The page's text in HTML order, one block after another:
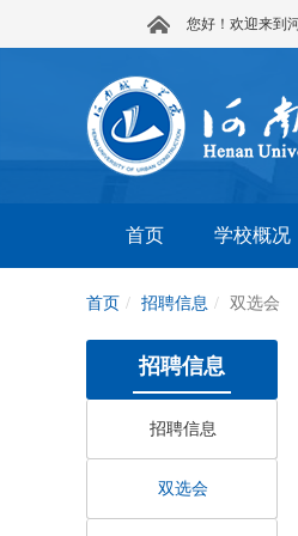
您好！欢迎来到
首页 学校概况
首页 招聘信息 双选会
招聘信息
招聘信息
双选会